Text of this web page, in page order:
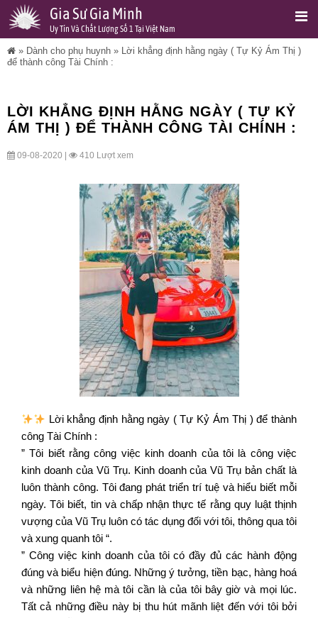
Gia Sư Gia Minh
Uy Tín Và Chất Lượng Số 1 Tại Việt Nam
» Dành cho phụ huynh » Lời khẳng định hằng ngày ( Tự Kỷ Ám Thị )
để thành công Tài Chính :
LỜI KHẲNG ĐỊNH HẰNG NGÀY ( TỰ KỶ
ÁM THỊ ) ĐỂ THÀNH CÔNG TÀI CHÍNH :
09-08-2020 | 410 Lượt xem
Lời khẳng định hằng ngày ( Tự Kỷ Ám Thị ) để thành
công Tài Chính :
” Tôi biết rằng công việc kinh doanh của tôi là công việc
kinh doanh của Vũ Trụ. Kinh doanh của Vũ Trụ bản chất là
luôn thành công. Tôi đang phát triển trí tuệ và hiểu biết mỗi
ngày. Tôi biết, tin và chấp nhận thực tế rằng quy luật thịnh
vượng của Vũ Trụ luôn có tác dụng đối với tôi, thông qua tôi
và xung quanh tôi “.
” Công việc kinh doanh của tôi có đầy đủ các hành động
đúng và biểu hiện đúng. Những ý tưởng, tiền bạc, hàng hoá
và những liên hệ mà tôi cần là của tôi bây giờ và mọi lúc.
Tất cả những điều này bị thu hút mãnh liệt đến với tôi bởi